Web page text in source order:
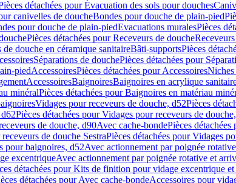
détachées pour Évacuation des sols pour douches
canivelles de doucheBondes pour douche de plain-pied
pour douche de plain-piedEvacuations muralesPièces
Pièces détachées pour Receveurs de douche
de douche en céramique sanitaireBâti-supportsPièces
Séparations de douchePièces détachées pour
piedAccessoiresPièces détachées pour AccessoiresNiches
AccessoiresBaignoiresBaignoires en acrylique
minéralPièces détachées pour Baignoires en matériau
Vidages pour receveurs de douche, d52Pièces
Pièces détachées pour Vidages pour receveurs de
de douche, d90Avec cache-bondePièces
de douche SestraPièces détachées pour Vidages
pour baignoires, d52Avec actionnement par poignée rotative
excentriqueAvec actionnement par poignée rotative et
détachées pour Kits de finition pour vidage excentrique et
détachées pour Avec cache-bondeAccessoires pour